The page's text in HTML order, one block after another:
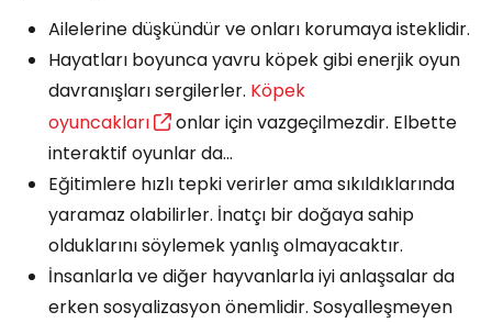
Ailelerine düşkündür ve onları korumaya isteklidir.
Hayatları boyunca yavru köpek gibi enerjik oyun
davranışları sergilerler. Köpek
oyuncakları
onlar için vazgeçilmezdir. Elbette
interaktif oyunlar da…
Eğitimlere hızlı tepki verirler ama sıkıldıklarında
yaramaz olabilirler. İnatçı bir doğaya sahip
olduklarını söylemek yanlış olmayacaktır.
İnsanlarla ve diğer hayvanlarla iyi anlaşsalar da
erken sosyalizasyon önemlidir. Sosyalleşmeyen